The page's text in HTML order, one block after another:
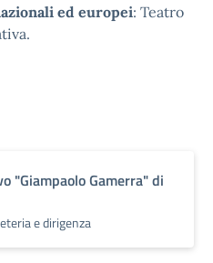
ed europei: Teatro
"Giampaolo Gamerra" di
e dirigenza